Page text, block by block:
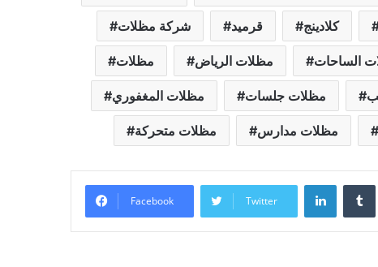
شركة مظلات قرميد كلادينج
مظلات مظلات الرياض الساحات
مظلات المغفوري مظلات جلسات
مظلات متحركة مظلات مدارس
Facebook Twitter
LinkedIn